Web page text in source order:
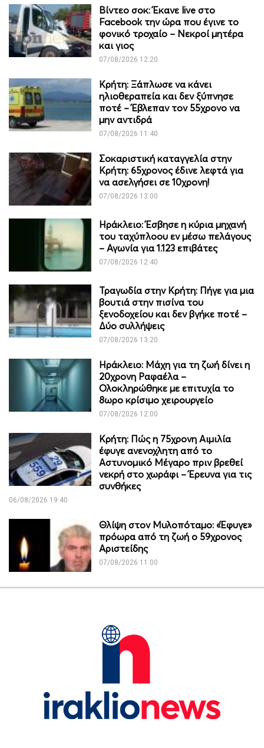
Βίντεο σοκ: Έκανε live στο
Facebook την ώρα που έγινε το
φονικό τροχαίο – Νεκροί μητέρα
και γιος
07/08/2026 12:20
Κρήτη: Ξάπλωσε να κάνει
ηλιοθεραπεία και δεν ξύπνησε
ποτέ – Έβλεπαν τον 55χρονο να
μην αντιδρά
07/08/2026 11:40
Σοκαριστική καταγγελία στην
Κρήτη: 65χρονος έδινε λεφτά για
να ασελγήσει σε 10χρονη!
07/08/2026 13:00
Ηράκλειο: Έσβησε η κύρια μηχανή
του ταχύπλοου εν μέσω πελάγους
– Αγωνία για 1.123 επιβάτες
07/08/2026 12:40
Τραγωδία στην Κρήτη: Πήγε για μια
βουτιά στην πισίνα του
ξενοδοχείου και δεν βγήκε ποτέ –
Δύο συλλήψεις
07/08/2026 13:20
Ηράκλειο: Μάχη για τη ζωή δίνει η
20χρονη Ραφαέλα –
Ολοκληρώθηκε με επιτυχία το
8ωρο κρίσιμο χειρουργείο
07/08/2026 12:00
Κρήτη: Πώς η 75χρονη Αιμιλία
έφυγε ανενοχλητη από το
Αστυνομικό Μέγαρο πριν βρεθεί
νεκρή στο χωράφι – Έρευνα για τις
συνθήκες
06/08/2026 19:40
Θλίψη στον Μυλοπόταμο: «Έφυγε»
πρόωρα από τη ζωή ο 59χρονος
Αριστείδης
07/08/2026 11:00